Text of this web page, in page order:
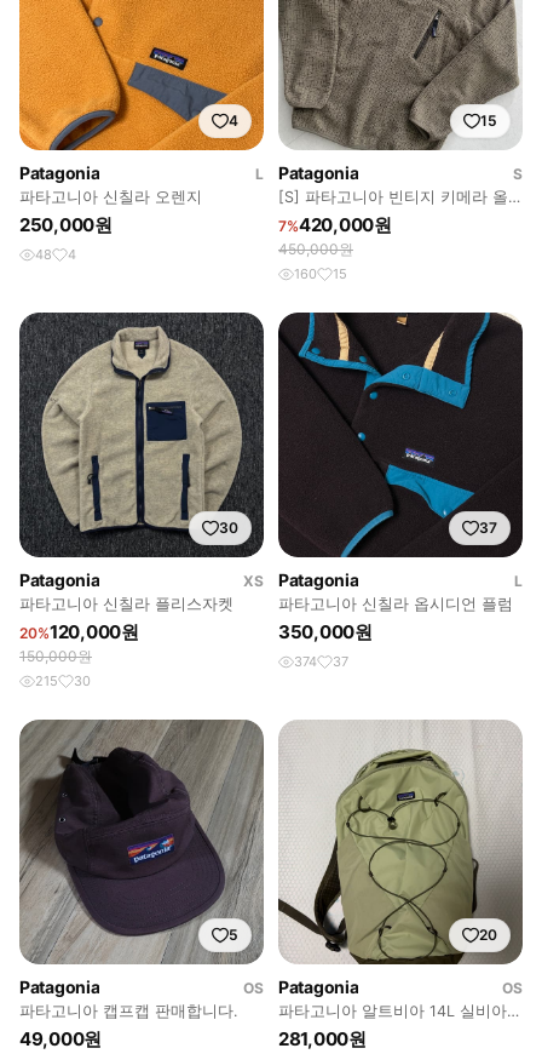
4
Patagonia
L
파타고니아 신칠라 오렌지
250,000원
48 4
15
Patagonia
S
[S] 파타고니아 빈티지 키메라 올
리브
7%420,000원
450,000원
160 15
30
Patagonia
XS
파타고니아 신칠라 플리스자켓
20%120,000원
150,000원
215 30
37
Patagonia
L
파타고니아 신칠라 옵시디언 플럼
350,000원
374 37
5
Patagonia
OS
파타고니아 캡프캡 판매합니다.
49,000원
20
Patagonia
OS
파타고니아 알트비아 14L 실비아
그린
281,000원